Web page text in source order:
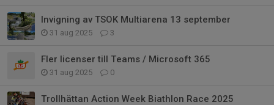
Invigning av TSOK Multiarena 13 september
31 aug 2025 3
Fler licenser till Teams / Microsoft 365
31 aug 2025 0
Trollhättan Action Week Biathlon Race 2025